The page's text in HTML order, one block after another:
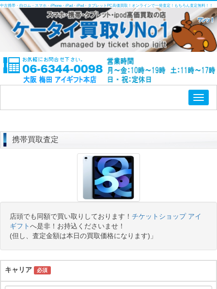
中古携帯・白ロム・スマホ・iPhone・iPad・iPod・タブレットPC高価買取！オンラインで一発査定！もちろん査定無料！！
携帯買取査定
店頭でも同額で買い取りしております！ チケットショップ アイ
ギフトへ是非！お持込くださいませ！
(但し、査定金額は本日の買取価格になります)」
キャリア 必須